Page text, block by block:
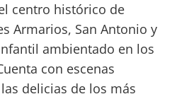
centro histórico de
Armarios, San Antonio y
ambientado en los
con escenas
delicias de los más